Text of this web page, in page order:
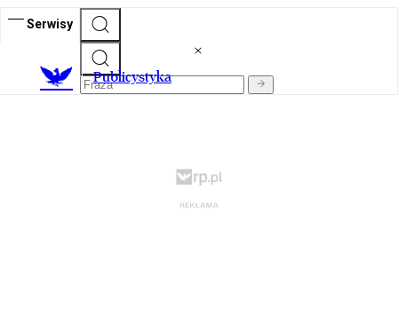
Serwisy
Publicystyka